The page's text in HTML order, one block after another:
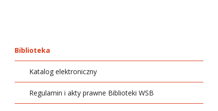
Biblioteka
Katalog elektroniczny
Regulamin i akty prawne Biblioteki WSB